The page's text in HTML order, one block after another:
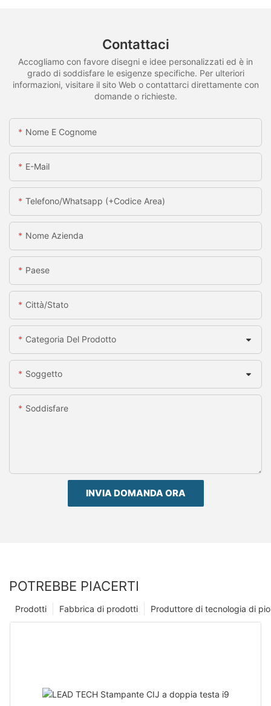
Contattaci
Accogliamo con favore disegni e idee personalizzati ed è in
grado di soddisfare le esigenze specifiche. Per ulteriori
informazioni, visitare il sito Web o contattarci direttamente con
domande o richieste.
Nome E Cognome
E-Mail
Telefono/whatsapp (+codice Area)
Nome Azienda
Paese
Città/stato
Categoria Del Prodotto
Soggetto
Soddisfare
INVIA DOMANDA ORA
POTREBBE PIACERTI
Produttore di tecnologia di
Fabbrica di prodotti
Prodotti